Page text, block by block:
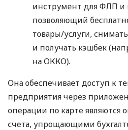
инструмент для ФЛП и
позволяющий
товары/услуги,
и получать кэшбек
на ОККО).
Она обеспечивает доступ к
предприятия через
операции по карте являются
счета, упрощающими